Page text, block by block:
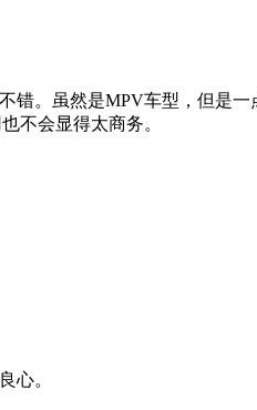
。虽然是MPV车型，但是
不会显得太商务。
心。